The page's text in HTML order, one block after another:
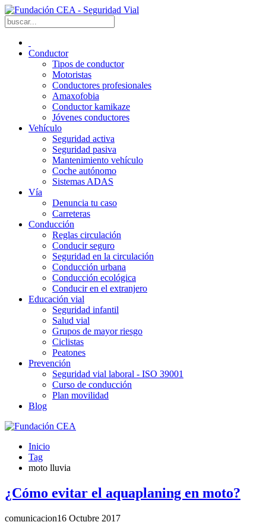
Conductor
Tipos de conductor
Motoristas
Conductores profesionales
Amaxofobia
Conductor kamikaze
Jóvenes conductores
Vehículo
Seguridad activa
Seguridad pasiva
Mantenimiento vehículo
Coche autónomo
Sistemas ADAS
Vía
Denuncia tu caso
Carreteras
Conducción
Reglas circulación
Conducir seguro
Seguridad en la circulación
Conducción urbana
Conducción ecológica
Conducir en el extranjero
Educación vial
Seguridad infantil
Salud vial
Grupos de mayor riesgo
Ciclistas
Peatones
Prevención
Seguridad vial laboral - ISO 39001
Curso de conducción
Plan movilidad
Blog
Inicio
Tag
moto lluvia
¿Cómo evitar el aquaplaning en moto?
comunicacion16 Octubre 2017